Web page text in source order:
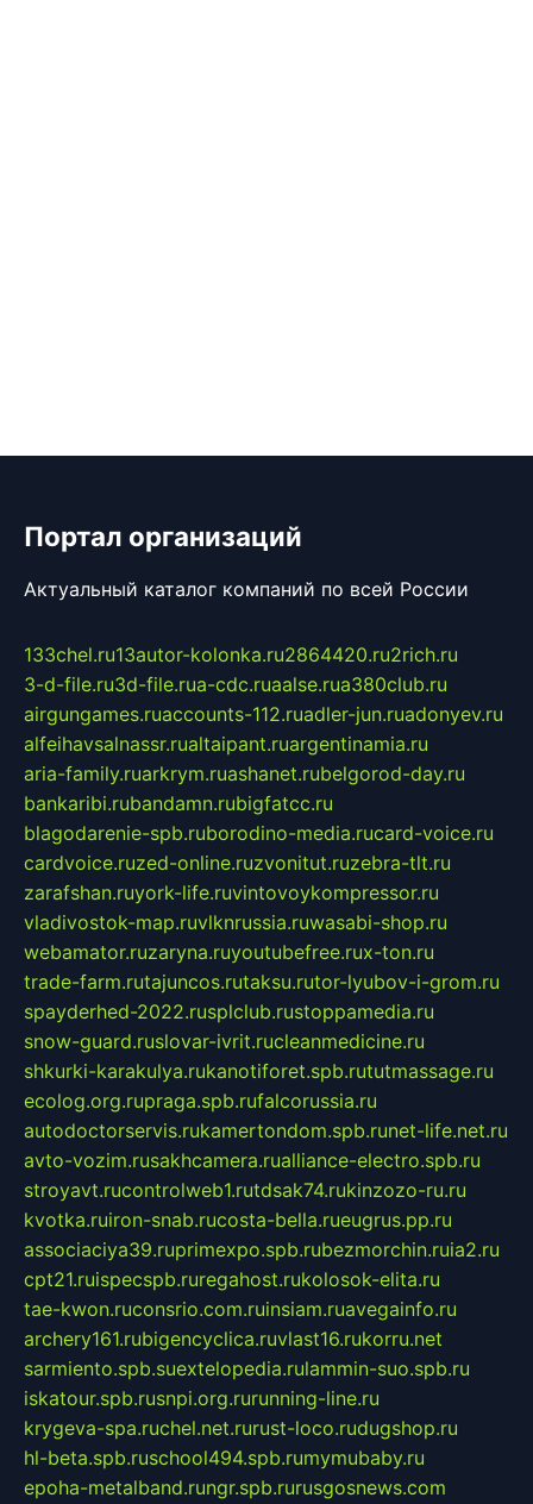
Портал организаций
Актуальный каталог компаний по всей России
133chel.ru13autor-kolonka.ru2864420.ru2rich.ru
3-d-file.ru3d-file.rua-cdc.ruaalse.rua380club.ru
airgungames.ruaccounts-112.ruadler-jun.ruadonyev.ru
alfeihavsalnassr.rualtaipant.ruargentinamia.ru
aria-family.ruarkrym.ruashanet.rubelgorod-day.ru
bankaribi.rubandamn.rubigfatcc.ru
blagodarenie-spb.ruborodino-media.rucard-voice.ru
cardvoice.ruzed-online.ruzvonitut.ruzebra-tlt.ru
zarafshan.ruyork-life.ruvintovoykompressor.ru
vladivostok-map.ruvlknrussia.ruwasabi-shop.ru
webamator.ruzaryna.ruyoutubefree.rux-ton.ru
trade-farm.rutajuncos.rutaksu.rutor-lyubov-i-grom.ru
spayderhed-2022.rusplclub.rustoppamedia.ru
snow-guard.ruslovar-ivrit.rucleanmedicine.ru
shkurki-karakulya.rukanotiforet.spb.rututmassage.ru
ecolog.org.rupraga.spb.rufalcorussia.ru
autodoctorservis.rukamertondom.spb.runet-life.net.ru
avto-vozim.rusakhcamera.rualliance-electro.spb.ru
stroyavt.rucontrolweb1.rutdsak74.rukinzozo-ru.ru
kvotka.ruiron-snab.rucosta-bella.rueugrus.pp.ru
associaciya39.ruprimexpo.spb.rubezmorchin.ruia2.ru
cpt21.ruispecspb.ruregahost.rukolosok-elita.ru
tae-kwon.ruconsrio.com.ruinsiam.ruavegainfo.ru
archery161.rubigencyclica.ruvlast16.rukorru.net
sarmiento.spb.suextelopedia.rulammin-suo.spb.ru
iskatour.spb.rusnpi.org.rurunning-line.ru
krygeva-spa.ruchel.net.rurust-loco.rudugshop.ru
hl-beta.spb.ruschool494.spb.rumymubaby.ru
epoha-metalband.rungr.spb.rurusgosnews.com